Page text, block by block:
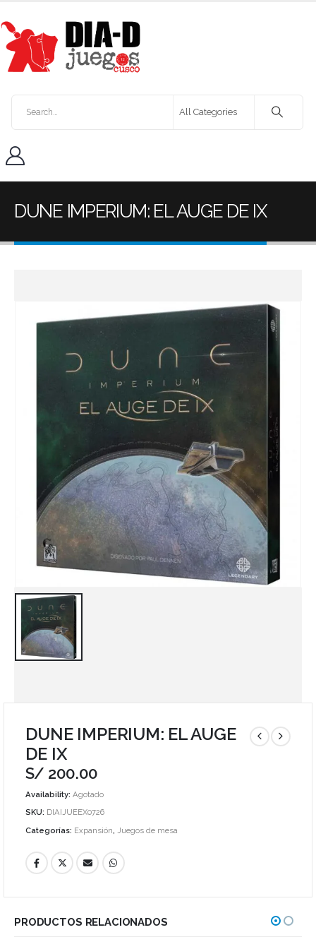
DUNE IMPERIUM: EL AUGE DE IX
DUNE IMPERIUM: EL AUGE
DE IX
S/ 200.00
Availability: Agotado
SKU: DIAIJUEEX0726
Categorías: Expansión, Juegos de mesa
PRODUCTOS RELACIONADOS